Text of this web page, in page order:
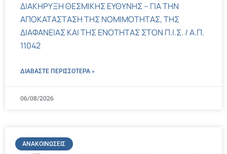
ΔΙΑΚΗΡΥΞΗ ΘΕΣΜΙΚΗΣ ΕΥΘΥΝΗΣ – ΓΙΑ ΤΗΝ
ΑΠΟΚΑΤΑΣΤΑΣΗ ΤΗΣ ΝΟΜΙΜΟΤΗΤΑΣ, ΤΗΣ
ΔΙΑΦΑΝΕΙΑΣ ΚΑΙ ΤΗΣ ΕΝΟΤΗΤΑΣ ΣΤΟΝ Π.Ι.Σ. / Α.Π.
11042
ΔΙΑΒΑΣΤΕ ΠΕΡΙΣΣΌΤΕΡΑ »
06/08/2026
ΑΝΑΚΟΙΝΏΣΕΙΣ